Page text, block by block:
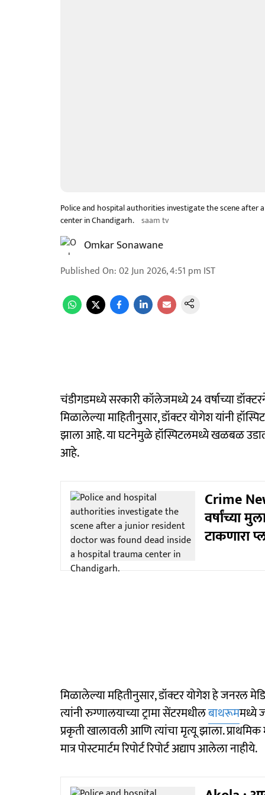
Police and hospital authorities investigate the scene
center in Chandigarh. saam tv
Omkar Sonawane
Published On:02 Jun 2026, 4:51 pm IST
चंडीगडमध्ये सरकारी कॉलेजमध्ये 24 वर्षाच्या
मिळालेल्या माहितीनुसार, डॉक्टर योगेश यांनी
झाला आहे. या घटनेमुळे हॉस्पिटलमध्ये खळबळ
आहे.
Crime
वर्षांच्या
टाकणारा
मिळालेल्या महितीनुसार, डॉक्टर योगेश हे जनरल
त्यांनी रुग्णालयाच्या ट्रामा सेंटरमधीलबाथरूममध्ये
प्रकृती खालावली आणि त्यांचा मृत्यू झाला.
मात्र पोस्टमार्टम रिपोर्ट रिपोर्ट अद्याप आलेला नाहीये.